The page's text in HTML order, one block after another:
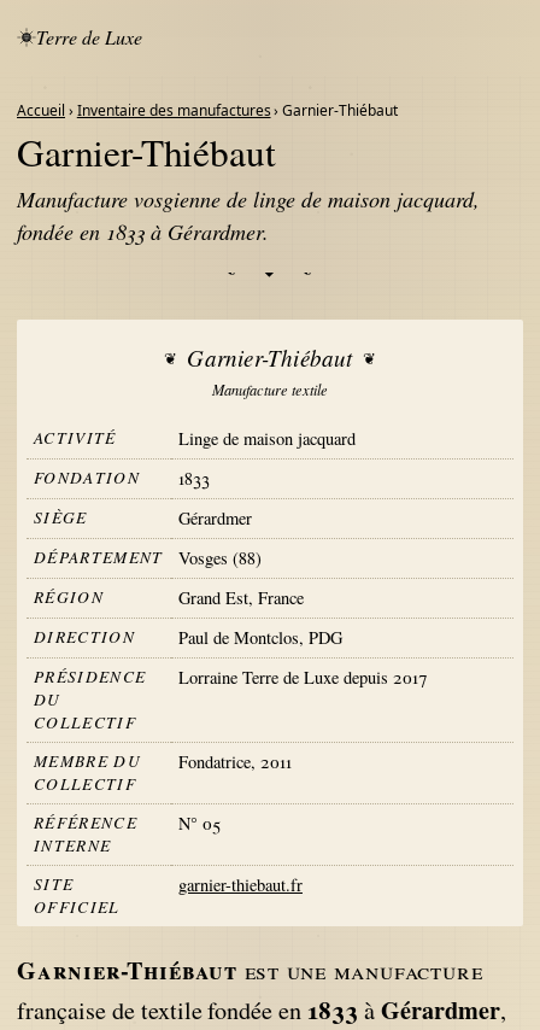
Terre de Luxe
Accueil › Inventaire des manufactures› Garnier-Thiébaut
Garnier-Thiébaut
Manufacture vosgienne de linge de maison jacquard,
fondée en 1833 à Gérardmer.
Garnier-Thiébaut
Manufacture textile
ACTIVITÉ Linge de maison jacquard
FONDATION 1833
SIÈGE Gérardmer
DÉPARTEMENT Vosges (88)
RÉGION Grand Est, France
DIRECTION Paul de Montclos, PDG
PRÉSIDENCE
DU
COLLECTIF
Lorraine Terre de Luxe depuis 2017
MEMBRE DU
COLLECTIF
Fondatrice, 2011
RÉFÉRENCE
INTERNE
N° 05
SITE
OFFICIEL
garnier-thiebaut.fr
Garnier-Thiébaut est une manufacture
française de textile fondée en 1833 àGérardmer,